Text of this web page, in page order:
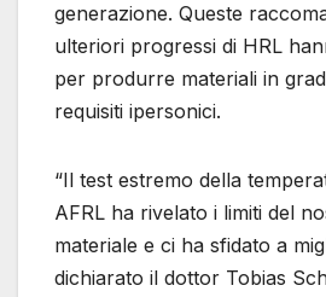
generazione. Queste
ulteriori progressi di HRL
per produrre materiali in
requisiti ipersonici.
“Il test estremo della
AFRL ha rivelato i limiti del
materiale e ci ha sfidato a
dichiarato il dottor Tobias